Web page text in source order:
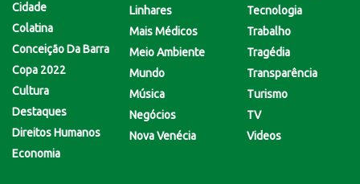
Cidade
Colatina
Conceição Da Barra
Copa 2022
Cultura
Destaques
Direitos Humanos
Economia
Linhares
Mais Médicos
Meio Ambiente
Mundo
Música
Negócios
Nova Venécia
Tecnologia
Trabalho
Tragédia
Transparência
Turismo
TV
Videos